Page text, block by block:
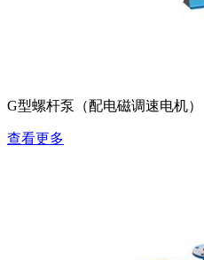
G型螺杆泵（配电磁调速电机）
查看更多